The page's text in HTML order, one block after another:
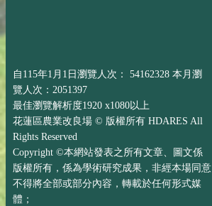
自115年1月1日瀏覽人次： 54162328 本月瀏
覽人次：2051397
最佳瀏覽解析度1920 x1080以上
花蓮區農業改良場 © 版權所有 HDARES All
Rights Reserved
Copyright ©本網站發表之所有文章、圖文係
版權所有，係為學術研究成果，非經本場同意
不得將全部或部分內容，轉載於任何形式媒
體；